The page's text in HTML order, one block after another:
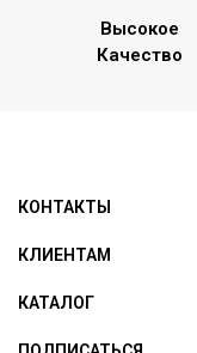
Высокое
Качество
КОНТАКТЫ
КЛИЕНТАМ
КАТАЛОГ